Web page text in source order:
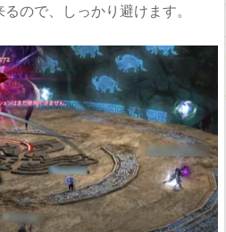
ので、しっかり避けます。